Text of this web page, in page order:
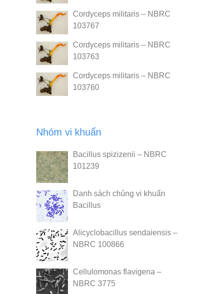
Cordyceps militaris – NBRC
103767
Cordyceps militaris – NBRC
103763
Cordyceps militaris – NBRC
103760
Nhóm vi khuẩn
Bacillus spizizenii – NBRC
101239
Danh sách chủng vi khuẩn
Bacillus
Alicyclobacillus sendaiensis –
NBRC 100866
Cellulomonas flavigena –
NBRC 3775